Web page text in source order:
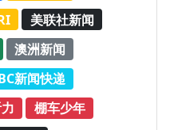
美联社新闻
澳洲新闻
新闻快递
棚车少年